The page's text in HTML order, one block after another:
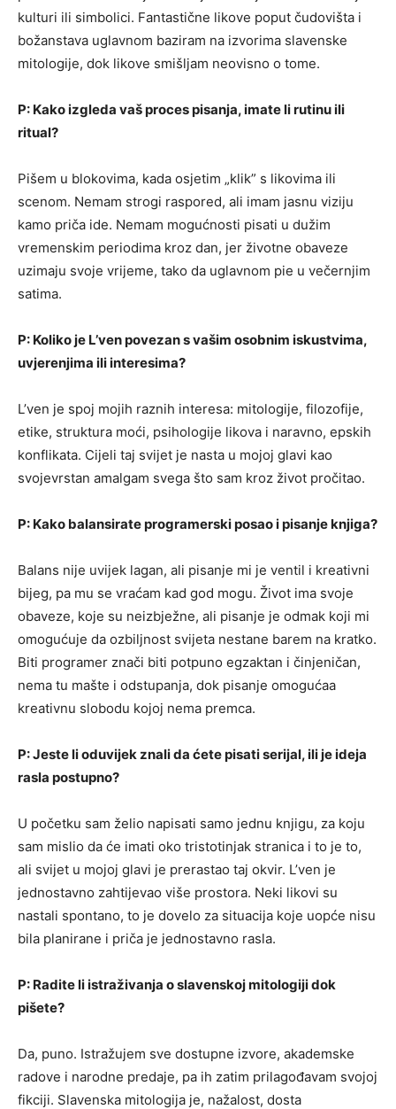
kulturi ili simbolici. Fantastične likove poput čudovišta i
božanstava uglavnom baziram na izvorima slavenske
mitologije, dok likove smišljam neovisno o tome.
P: Kako izgleda vaš proces pisanja, imate li rutinu ili
ritual?
Pišem u blokovima, kada osjetim „klik” s likovima ili
scenom. Nemam strogi raspored, ali imam jasnu viziju
kamo priča ide. Nemam mogućnosti pisati u dužim
vremenskim periodima kroz dan, jer životne obaveze
uzimaju svoje vrijeme, tako da uglavnom pie u večernjim
satima.
P: Koliko je L’ven povezan s vašim osobnim iskustvima,
uvjerenjima ili interesima?
L’ven je spoj mojih raznih interesa: mitologije, filozofije,
etike, struktura moći, psihologije likova i naravno, epskih
konflikata. Cijeli taj svijet je nasta u mojoj glavi kao
svojevrstan amalgam svega što sam kroz život pročitao.
P: Kako balansirate programerski posao i pisanje knjiga?
Balans nije uvijek lagan, ali pisanje mi je ventil i kreativni
bijeg, pa mu se vraćam kad god mogu. Život ima svoje
obaveze, koje su neizbježne, ali pisanje je odmak koji mi
omogućuje da ozbiljnost svijeta nestane barem na kratko.
Biti programer znači biti potpuno egzaktan i činjeničan,
nema tu mašte i odstupanja, dok pisanje omogućaa
kreativnu slobodu kojoj nema premca.
P: Jeste li oduvijek znali da ćete pisati serijal, ili je ideja
rasla postupno?
U početku sam želio napisati samo jednu knjigu, za koju
sam mislio da će imati oko tristotinjak stranica i to je to,
ali svijet u mojoj glavi je prerastao taj okvir. L’ven je
jednostavno zahtijevao više prostora. Neki likovi su
nastali spontano, to je dovelo za situacija koje uopće nisu
bila planirane i priča je jednostavno rasla.
P: Radite li istraživanja o slavenskoj mitologiji dok
pišete?
Da, puno. Istražujem sve dostupne izvore, akademske
radove i narodne predaje, pa ih zatim prilagođavam svojoj
fikciji. Slavenska mitologija je, nažalost, dosta